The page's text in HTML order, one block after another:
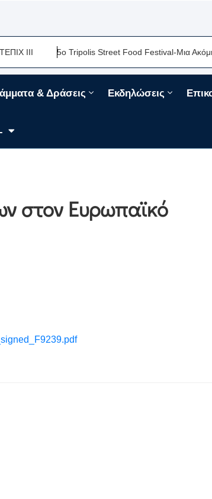
5ο Tripolis Street Food Festival-Μια Ακόμη
& Δράσεις Εκδηλώσεις
στον Ευρωπαϊκό